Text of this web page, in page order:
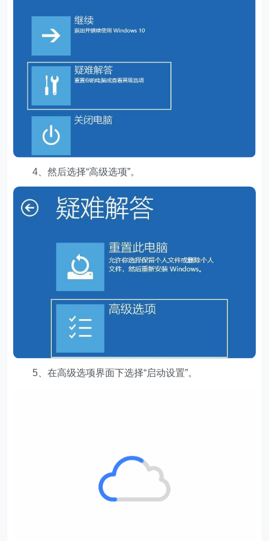
4、然后选择“高级选项”。
5、在高级选项界面下选择“启动设置”。